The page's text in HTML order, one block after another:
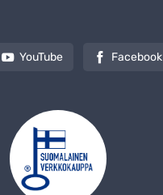
YouTube Facebook